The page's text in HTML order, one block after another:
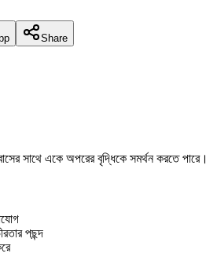
Share
সাথে একে অপরের বৃদ্ধিকে সমর্থন করতে পারে।
পছন্দ